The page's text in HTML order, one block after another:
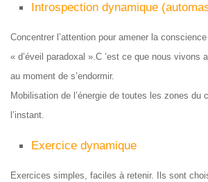
Introspection dynamique
Concentrer l’attention pour amener la
« d’éveil paradoxal ».C ‘est ce que nous vivons
au moment de s’endormir.
Mobilisation de l’énergie de toutes les zones du
l’instant.
Exercice dynamique
Exercices simples, faciles à retenir. Ils sont